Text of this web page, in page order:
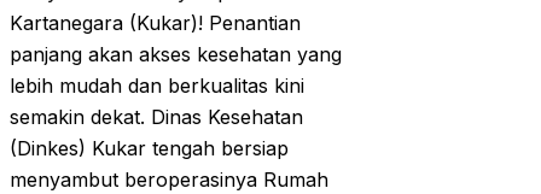
Kartanegara (Kukar)! Penantian
panjang akan akses kesehatan yang
lebih mudah dan berkualitas kini
semakin dekat. Dinas Kesehatan
(Dinkes) Kukar tengah bersiap
menyambut beroperasinya Rumah